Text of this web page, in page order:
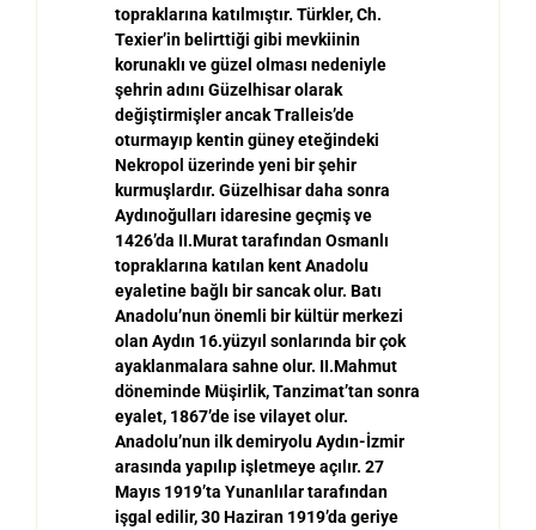
topraklarına katı lmıştır. Türkler, Ch.
Texier’in belirttiği gibi mevkiinin
korunakl ı ve güzel olması nedeniyle
şehrin adını Güzelhisar olarak
değiştirmiş ler ancak Tralleis’de
oturmayıp kentin güney eteğindeki
Nekropol üzerinde yeni birşehir
kurmuş lardır. Güzelhisar daha sonra
Aydınoğulları idaresine geçmişve
1426’da II.Murat tarafından Osmanl ı
topraklarına katı lan kent Anadolu
eyaletine bağ ı bir sancak olur. Batı
Anadolu’nun önemli bir kültür merkezi
olan Aydın 16.yüzyıl sonlarında bir çok
ayaklanmalara sahne olur. II.Mahmut
döneminde Müşirlik, Tanzimat’tan sonra
eyalet, 1867’de ise vilayet olur.
Anadolu’nun ilk demiryolu Aydın-İzmir
arasında yapılıp iş letmeye açı ır. 27
Mayıs 1919’ta Yunanl ı lar tarafından
işgal edilir, 30 Haziran 1919’da geriye